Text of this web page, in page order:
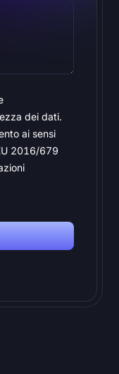
dei dati.
ai sensi
2016/679